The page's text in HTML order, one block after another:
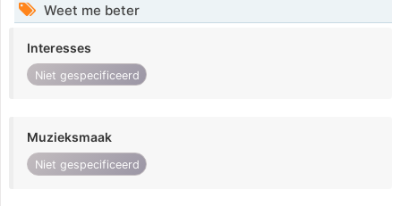
Weet me beter
Interesses
Niet gespecificeerd
Muzieksmaak
Niet gespecificeerd